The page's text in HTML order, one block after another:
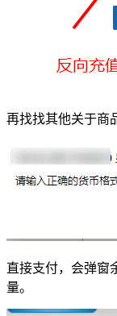
再找找其他关于商
直接支付，会弹窗
量。